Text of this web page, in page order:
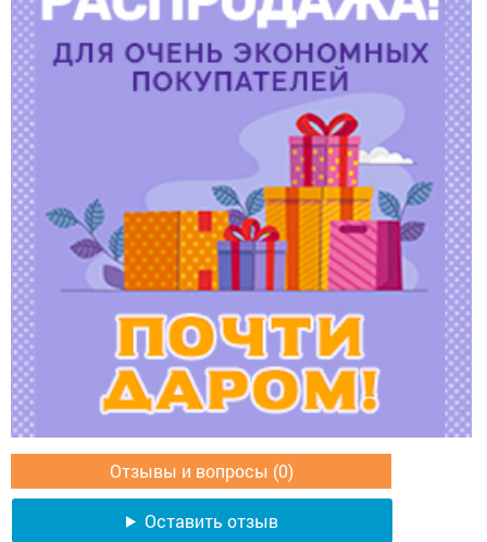
Отзывы и вопросы (0)
Оставить отзыв